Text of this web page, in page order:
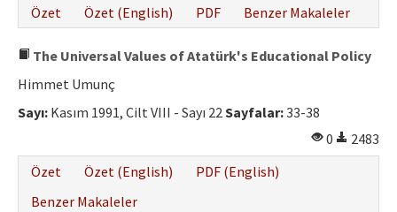
Özet
Özet (English) PDF Benzer Makaleler
The Universal Values of Atatürk's Educational Policy
Himmet Umunç
Sayı: Kasım 1991, Cilt VIII - Sayı 22Sayfalar:33-38
0
2483
Özet
Özet (English)
PDF (English)
Benzer Makaleler